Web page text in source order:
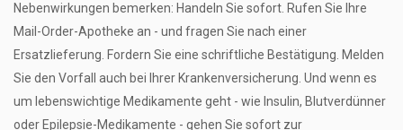
Nebenwirkungen bemerken: Handeln Sie sofort. Rufen Sie Ihre
Mail-Order-Apotheke an - und fragen Sie nach einer
Ersatzlieferung. Fordern Sie eine schriftliche Bestätigung. Melden
Sie den Vorfall auch bei Ihrer Krankenversicherung. Und wenn es
um lebenswichtige Medikamente geht - wie Insulin, Blutverdünner
oder Epilepsie-Medikamente - gehen Sie sofort zur